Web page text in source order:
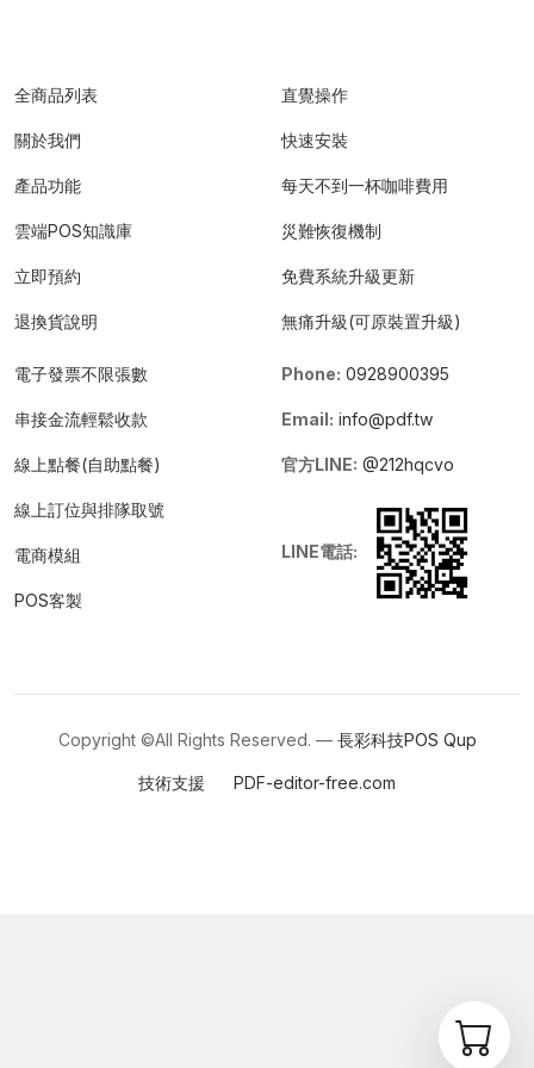
全商品列表
關於我們
產品功能
雲端POS知識庫
立即預約
退換貨說明
直覺操作
快速安裝
每天不到一杯咖啡費用
災難恢復機制
免費系統升級更新
無痛升級(可原裝置升級)
電子發票不限張數
串接金流輕鬆收款
線上點餐(自助點餐)
線上訂位與排隊取號
電商模組
POS客製
Phone: 0928900395
Email: info@pdf.tw
官方LINE: @212hqcvo
LINE電話:
Copyright ©All Rights Reserved. — 長彩科技POS Qup
技術支援 PDF-editor-free.com